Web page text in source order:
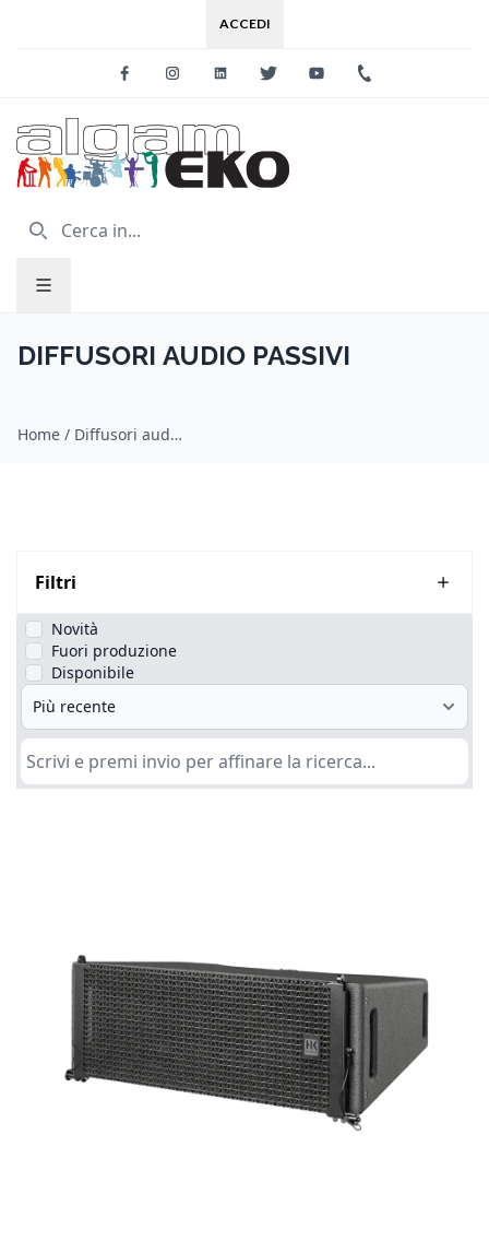
ACCEDI
FacebookInstagramLinkedinTwitter Youtube
DIFFUSORI AUDIO PASSIVI
Home / Diffusori audio passivi
Filtri
Novità
Fuori produzione
Disponibile